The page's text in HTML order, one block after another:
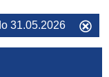
31.05.2026
ten